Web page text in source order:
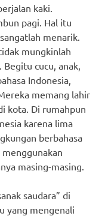
kaki.
pagi. Hal itu
menarik.
mungkinlah
cucu, anak,
Indonesia,
memang lahir
kota. Di rumahpun
karena lima
berbahasa
menggunakan
masing-masing.
saudara” di
yang mengenali